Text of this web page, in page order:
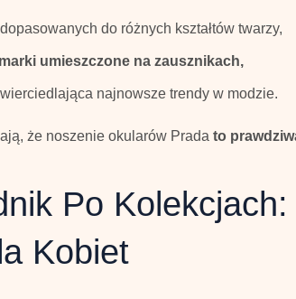
do różnych kształtów twarzy,
umieszczone na zausznikach,
najnowsze trendy w modzie.
że noszenie okularów Prada to
Po
Kobiet